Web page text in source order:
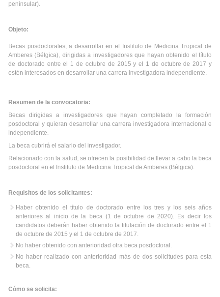
peninsular).
Objeto:
Becas posdoctorales, a desarrollar en el Instituto de Medicina Tropical de
Amberes (Bélgica), dirigidas a investigadores que hayan obtenido el título
de doctorado entre el 1 de octubre de 2015 y el 1 de octubre de 2017 y
estén interesados en desarrollar una carrera investigadora independiente.
Resumen de la convocatoria:
Becas dirigidas a investigadores que hayan completado la formación
posdoctoral y quieran desarrollar una carrera investigadora internacional e
independiente.
La beca cubrirá el salario del investigador.
Relacionado con la salud, se ofrecen la posibilidad de llevar a cabo la beca
posdoctoral en el Instituto de Medicina Tropical de Amberes (Bélgica).
Requisitos de los solicitantes:
Haber obtenido el título de doctorado entre los tres y los seis años
anteriores al inicio de la beca (1 de octubre de 2020). Es decir los
candidatos deberán haber obtenido la titulación de doctorado entre el 1
de octubre de 2015 y el 1 de octubre de 2017.
No haber obtenido con anterioridad otra beca posdoctoral.
No haber realizado con anterioridad más de dos solicitudes para esta
beca.
Cómo se solicita: